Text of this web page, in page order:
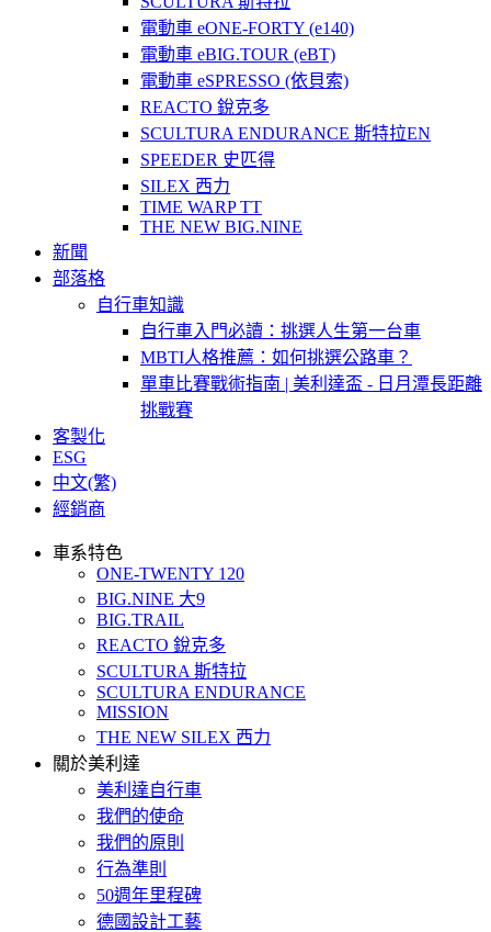
電動車 eONE-FORTY (e140)
電動車 eBIG.TOUR (eBT)
電動車 eSPRESSO (依貝索)
REACTO 銳克多
SCULTURA ENDURANCE 斯特拉EN
SPEEDER 史匹得
SILEX 西力
TIME WARP TT
THE NEW BIG.NINE
新聞
部落格
自行車知識
自行車入門必讀：挑選人生第一台車
MBTI人格推薦：如何挑選公路車？
單車比賽戰術指南 | 美利達盃 - 日月潭長距離
挑戰賽
客製化
ESG
中文(繁)
經銷商
車系特色
ONE-TWENTY 120
BIG.NINE 大9
BIG.TRAIL
REACTO 銳克多
SCULTURA 斯特拉
SCULTURA ENDURANCE
MISSION
THE NEW SILEX 西力
關於美利達
美利達自行車
我們的使命
我們的原則
行為準則
50週年里程碑
德國設計工藝